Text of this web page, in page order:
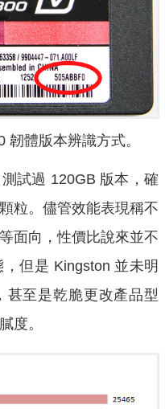
體版本辨識方式。
試過 120GB 版本，確
粒。儘管效能表現稱不
面向，性價比說來並不
但是 Kingston 並未明
甚至是乾脆更改產品型
度。